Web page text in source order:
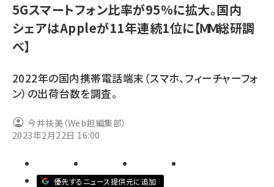
youtube (2420)
セミナー (2296)
meo (1274)
5Gスマートフォン比率が95%に拡大。国内
シェアはAppleが11年連続1位に【ＭＭ総研調
べ】
2022年の国内携帯電話端末（スマホ、フィーチャーフォ
ン）の出荷台数を調査。
今井扶美（Web担編集部）
2023年2月22日 16:00
優先するニュース提供元に追加